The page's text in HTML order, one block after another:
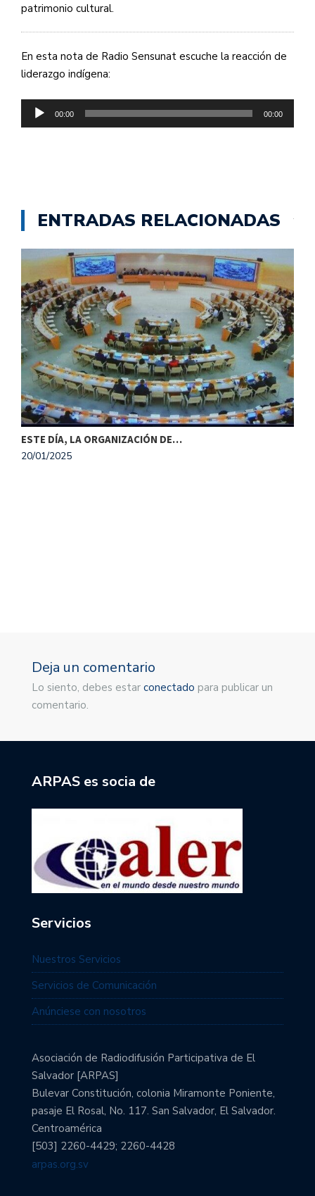
patrimonio cultural.
En esta nota de Radio Sensunat escuche la reacción de
liderazgo indígena:
Reproductor
00:00 00:00
ENTRADAS RELACIONADAS
ESTE DÍA, LA ORGANIZACIÓN DE…
20/01/2025
Deja un comentario
Lo siento, debes estar conectado para publicar un
comentario.
ARPAS es socia de
Servicios
Nuestros Servicios
Servicios de Comunicación
Anúnciese con nosotros
Asociación de Radiodifusión Participativa de El
Salvador [ARPAS]
Bulevar Constitución, colonia Miramonte Poniente,
pasaje El Rosal, No. 117. San Salvador, El Salvador.
Centroamérica
[503] 2260-4429; 2260-4428
arpas.org.sv